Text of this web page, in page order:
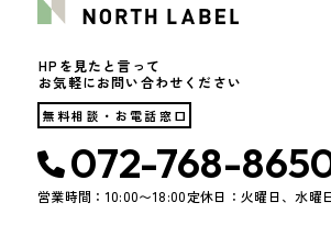
HPを見たと言って
お気軽にお問い合わせください
無料相談・お電話窓口
072-768-
営業時間：10:00〜18:00定休日：火曜日、水曜